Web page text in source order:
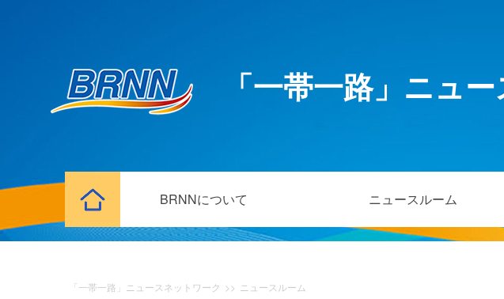
「一帯一路」ニュ
BRNNについて ニュースルーム
「一帯一路」ニュースネットワーク >> ニュースルーム